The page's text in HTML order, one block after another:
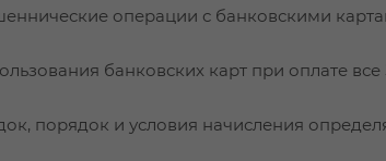
операции с банковскими
банковских карт при оплате
порядок и условия начисления